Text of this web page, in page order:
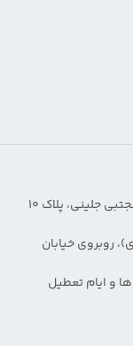
جلینی، پلاک ۱۰
روبروی خیابان
: 10 الی 19 بجز جمعه ها و ایام تعطیل